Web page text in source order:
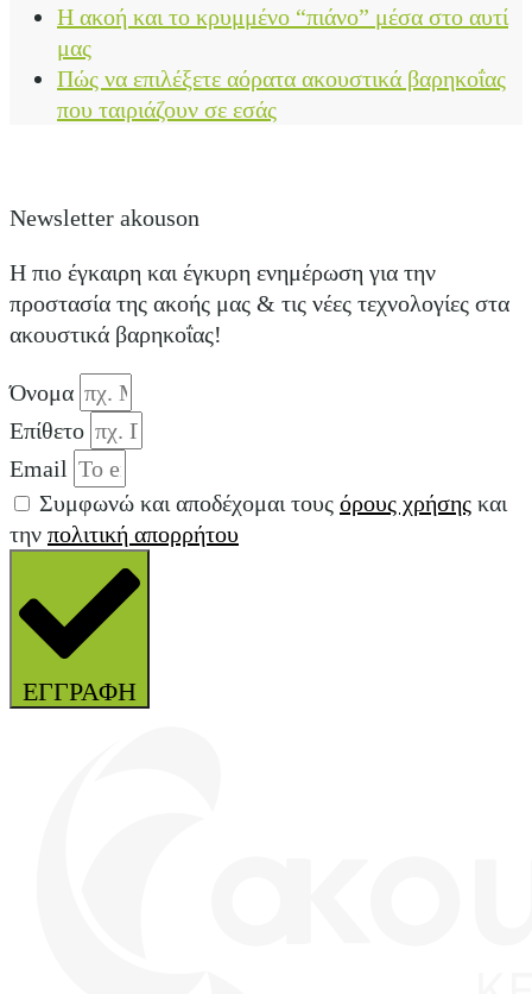
Η ακοή και το κρυμμένο “πιάνο” μέσα στο αυτί
μας
Πώς να επιλέξετε αόρατα ακουστικά βαρηκοΐας
που ταιριάζουν σε εσάς
Newsletter akouson
Η πιο έγκαιρη και έγκυρη ενημέρωση για την
προστασία της ακοής μας & τις νέες τεχνολογίες στα
ακουστικά βαρηκοΐας!
Όνομα
Επίθετο
Email
Συμφωνώ και αποδέχομαι τους όρους χρήσης και
την πολιτική απορρήτου
ΕΓΓΡΑΦΗ